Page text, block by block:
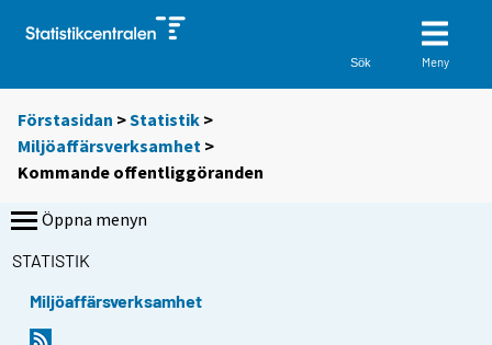
Sök Meny
Förstasidan >Statistik >
Miljöaffärsverksamhet >
Kommande offentliggöranden
Öppna menyn
STATISTIK
Miljöaffärsverksamhet